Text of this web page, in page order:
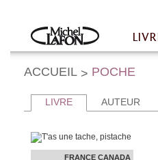
Accueil
ACCUEIL > POCHE
LIVRE AUTEUR
FRANCE CANADA